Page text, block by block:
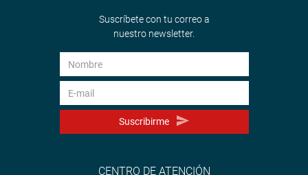
Suscríbete con tu correo a
nuestro newsletter.
Suscribirme
CENTRO DE ATENCIÓN